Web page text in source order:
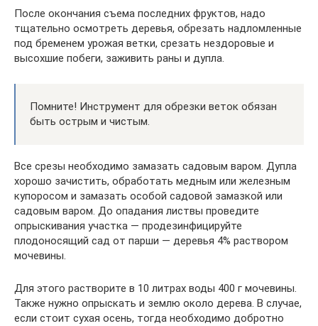
После окончания съема последних фруктов, надо
тщательно осмотреть деревья, обрезать надломленные
под бременем урожая ветки, срезать нездоровые и
высохшие побеги, заживить раны и дупла.
Помните! Инструмент для обрезки веток обязан
быть острым и чистым.
Все срезы необходимо замазать садовым варом. Дупла
хорошо зачистить, обработать медным или железным
купоросом и замазать особой садовой замазкой или
садовым варом. До опадания листвы проведите
опрыскивания участка — продезинфицируйте
плодоносящий сад от парши — деревья 4% раствором
мочевины.
Для этого растворите в 10 литрах воды 400 г мочевины.
Также нужно опрыскать и землю около дерева. В случае,
если стоит сухая осень, тогда необходимо добротно